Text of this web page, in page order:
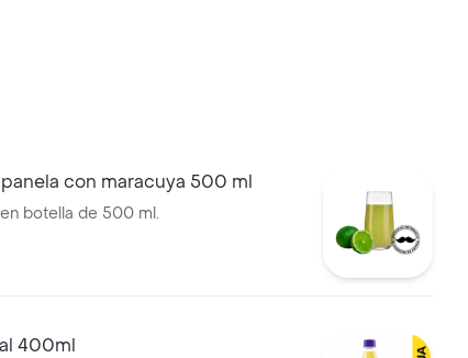
con maracuya 500 ml
botella de 500 ml.
400ml